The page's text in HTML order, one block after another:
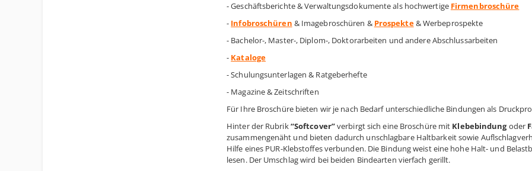
- Geschäftsberichte & Verwaltungsdokumente als hochwertige Firmenbroschüre
- Infobroschüren & Imagebroschüren & Prospekte& Werbeprospekte
- Bachelor-, Master-, Diplom-, Doktorarbeiten und andere Abschlussarbeiten
- Kataloge
- Schulungsunterlagen & Ratgeberhefte
- Magazine & Zeitschriften
Für Ihre Broschüre bieten wir je nach Bedarf unterschiedliche Bindungen als
Hinter der Rubrik“Softcover”verbirgt sich eine Broschüre mit Klebebindungoder
zusammengenäht und bieten dadurch unschlagbare Haltbarkeit sowie
Hilfe eines PUR-Klebstoffes verbunden. Die Bindung weist eine hohe Halt- und
lesen. Der Umschlag wird bei beiden Bindearten vierfach gerillt.